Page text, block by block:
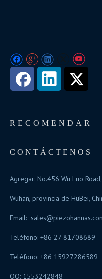
RECOMENDAR
CONTÁCTENOS
Agregar: No.456 Wu Luo
Wuhan, provincia de HuBei,
Email:
Teléfono: +86 27
Teléfono: +86
QQ: 1553242848